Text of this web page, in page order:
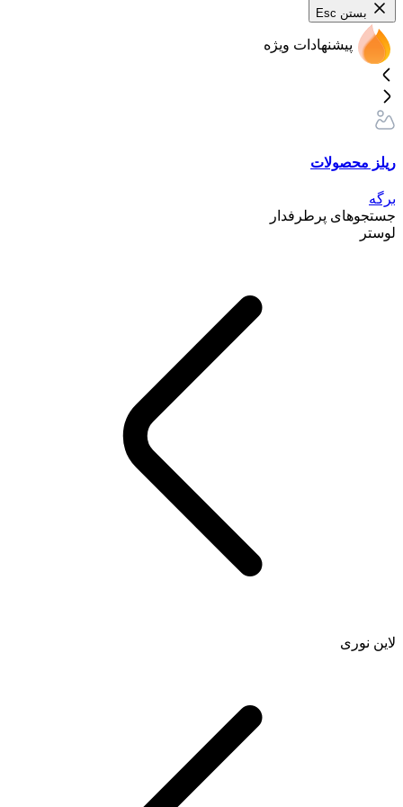
بستن Esc
پیشنهادات ویژه
ریلز محصولات
برگه
جستجوهای پرطرفدار
لوستر
لاین نوری